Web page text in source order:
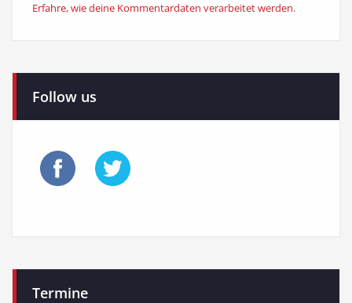
Erfahre, wie deine Kommentardaten verarbeitet werden.
Follow us
Termine